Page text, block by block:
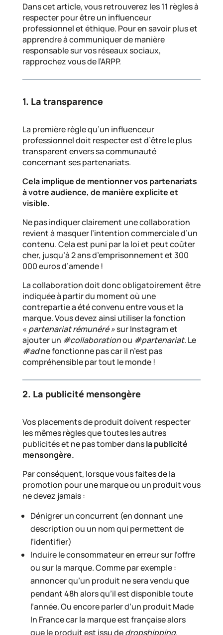
Dans cet article, vous retrouverez les 11 règles à
respecter pour être un influenceur
professionnel et éthique. Pour en savoir plus et
apprendre à communiquer de manière
responsable sur vos réseaux sociaux,
rapprochez vous de l’ARPP.
1. La transparence
La première règle qu’un influenceur
professionnel doit respecter est d’être le plus
transparent envers sa communauté
concernant ses partenariats.
Cela implique de mentionner vos partenariats
à votre audience, de manière explicite et
visible.
Ne pas indiquer clairement une collaboration
revient à masquer l’intention commerciale d’un
contenu. Cela est puni par la loi et peut coûter
cher, jusqu’à 2 ans d’emprisonnement et 300
000 euros d’amende !
La collaboration doit donc obligatoirement être
indiquée à partir du moment où une
contrepartie a été convenu entre vous et la
marque. Vous devez ainsi utiliser la fonction
« partenariat rémunéré »sur Instagram et
ajouter un #collaborationou #partenariat. Le
#adne fonctionne pas car il n’est pas
compréhensible par tout le monde !
2. La publicité mensongère
Vos placements de produit doivent respecter
les mêmes règles que toutes les autres
publicités et ne pas tomber dansla publicité
mensongère.
Par conséquent, lorsque vous faites de la
promotion pour une marque ou un produit vous
ne devez jamais :
Dénigrer un concurrent (en donnant une
description ou un nom qui permettent de
l’identifier)
Induire le consommateur en erreur sur l’offre
ou sur la marque. Comme par exemple :
annoncer qu’un produit ne sera vendu que
pendant 48h alors qu’il est disponible toute
l’année. Ou encore parler d’un produit Made
In France car la marque est française alors
que le produit est issu dedropshipping.